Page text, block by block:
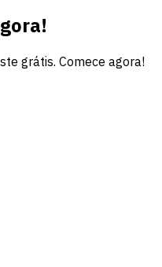
grátis. Comece agora!